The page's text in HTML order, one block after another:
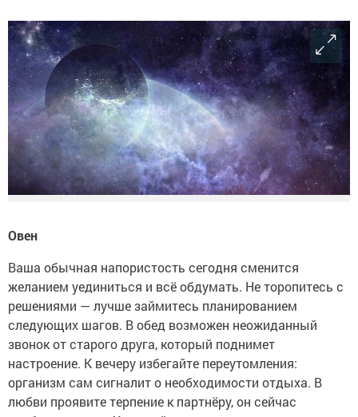
Овен
Ваша обычная напористость сегодня сменится
желанием уединиться и всё обдумать. Не торопитесь с
решениями — лучше займитесь планированием
следующих шагов. В обед возможен неожиданный
звонок от старого друга, который поднимет
настроение. К вечеру избегайте переутомления:
организм сам сигналит о необходимости отдыха. В
любви проявите терпение к партнёру, он сейчас